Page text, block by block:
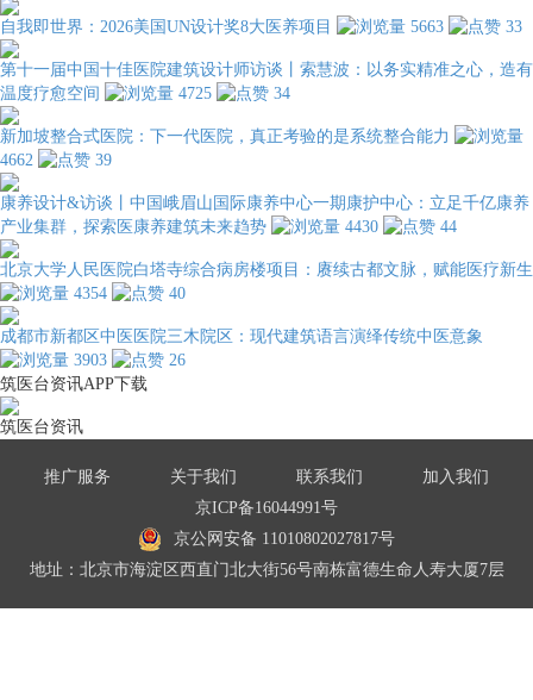
自我即世界：2026美国UN设计奖8大医养项目 5663 33
第十一届中国十佳医院建筑设计师访谈丨索慧波：以务实精准之心，造有
温度疗愈空间
4725 34
新加坡整合式医院：下一代医院，真正考验的是系统整合能力
4662
39
康养设计&访谈丨中国峨眉山国际康养中心一期康护中心：立足千亿康养
产业集群，探索医康养建筑未来趋势
4430 44
北京大学人民医院白塔寺综合病房楼项目：赓续古都文脉，赋能医疗新生
4354
40
成都市新都区中医医院三木院区：现代建筑语言演绎传统中医意象
3903
26
筑医台资讯APP下载
筑医台资讯
推广服务 关于我们 联系我们
加入我们
京ICP备16044991号
京公网安备 11010802027817号
地址：北京市海淀区西直门北大街56号南栋富德生命人寿大厦7层